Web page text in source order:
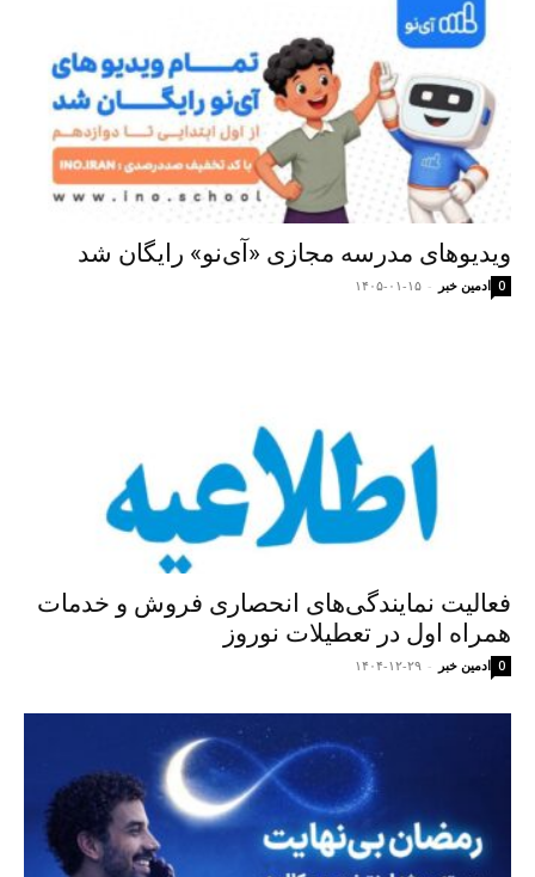
ویدیوهای مدرسه مجازی «آی‌نو» رایگان شد
ادمین خبر - ۱۴۰۵-۰۱-۱۵ 0
فعالیت نمایندگی‌های انحصاری فروش و خدمات
همراه اول در تعطیلات نوروز
ادمین خبر - ۱۴۰۴-۱۲-۲۹ 0